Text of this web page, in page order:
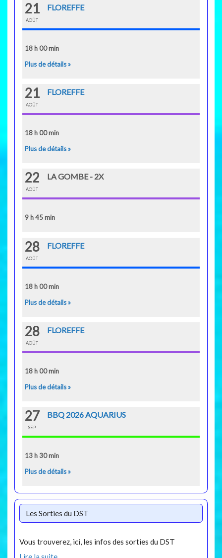
21
AOÛT
FLOREFFE
18 h 00 min
Plus de détails »
21
AOÛT
FLOREFFE
18 h 00 min
Plus de détails »
22
AOÛT
LA GOMBE - 2X
9 h 45 min
28
AOÛT
FLOREFFE
18 h 00 min
Plus de détails »
28
AOÛT
FLOREFFE
18 h 00 min
Plus de détails »
27
SEP
BBQ 2026 AQUARIUS
13 h 30 min
Plus de détails »
Les Sorties du DST
Vous trouverez, ici, les infos des sorties du DST